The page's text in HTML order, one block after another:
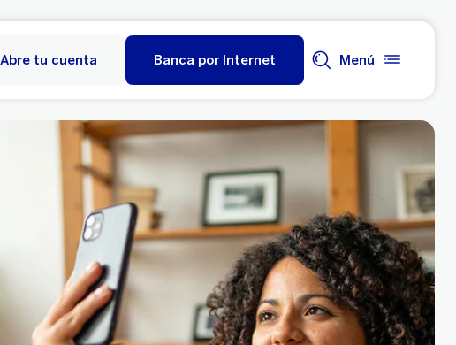
Abre tu cuenta Banca por Internet Menú